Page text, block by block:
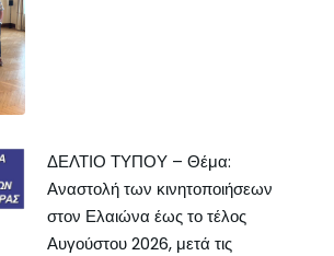
ΔΕΛΤΙΟ ΤΥΠΟΥ – Θέμα:
Αναστολή των κινητοποιήσεων
στον Ελαιώνα έως το τέλος
Αυγούστου 2026, μετά τις